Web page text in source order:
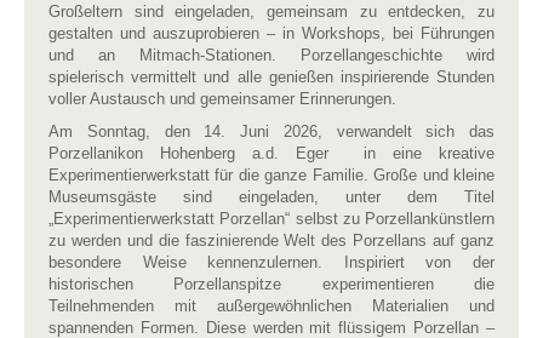
Großeltern sind eingeladen, gemeinsam zu entdecken, zu
gestalten und auszuprobieren – in Workshops, bei Führungen
und an Mitmach-Stationen. Porzellangeschichte wird
spielerisch vermittelt und alle genießen inspirierende Stunden
voller Austausch und gemeinsamer Erinnerungen.
Am Sonntag, den 14. Juni 2026, verwandelt sich das
Porzellanikon Hohenberg a.d. Eger in eine kreative
Experimentierwerkstatt für die ganze Familie. Große und kleine
Museumsgäste sind eingeladen, unter dem Titel
„Experimentierwerkstatt Porzellan“ selbst zu Porzellankünstlern
zu werden und die faszinierende Welt des Porzellans auf ganz
besondere Weise kennenzulernen. Inspiriert von der
historischen Porzellanspitze experimentieren die
Teilnehmenden mit außergewöhnlichen Materialien und
spannenden Formen. Diese werden mit flüssigem Porzellan –